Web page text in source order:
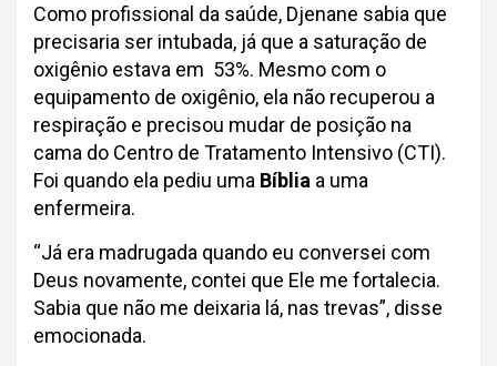
Como profissional da saúde, Djenane sabia que
precisaria ser intubada, já que a saturação de
oxigênio estava em 53%. Mesmo com o
equipamento de oxigênio, ela não recuperou a
respiração e precisou mudar de posição na
cama do Centro de Tratamento Intensivo (CTI).
Foi quando ela pediu uma Bíblia a uma
enfermeira.
“Já era madrugada quando eu conversei com
Deus novamente, contei que Ele me fortalecia.
Sabia que não me deixaria lá, nas trevas”, disse
emocionada.